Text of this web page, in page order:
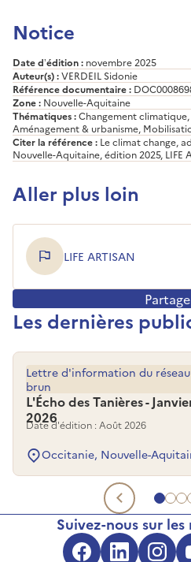
Notice
Date d’édition : novembre 2025
Auteur(s) :VERDEIL Sidonie
Référence documentaire :
Zone : Nouvelle-Aquitaine
Thématiques :Changement
Aménagement & urbanisme,
Citer la référence : Le climat change,
Nouvelle-Aquitaine, édition 2025, LIFE
Aller plus loin
LIFE ARTISAN
Les dernières
Aller
L'Écho des Tanières -
2026
Lettre d'information du
brun
Date d'édition : Août 2026
Occitanie, Nouvelle-
Suivez-nous sur